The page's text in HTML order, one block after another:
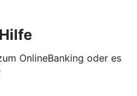
OnlineBanking oder es